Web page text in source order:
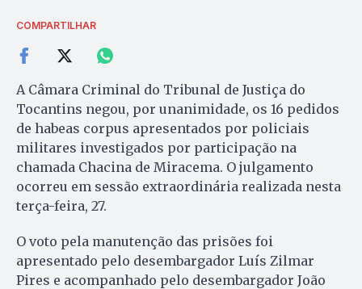
COMPARTILHAR
A Câmara Criminal do Tribunal de Justiça do
Tocantins negou, por unanimidade, os 16 pedidos
de habeas corpus apresentados por policiais
militares investigados por participação na
chamada Chacina de Miracema. O julgamento
ocorreu em sessão extraordinária realizada nesta
terça-feira, 27.
O voto pela manutenção das prisões foi
apresentado pelo desembargador Luís Zilmar
Pires e acompanhado pelo desembargador João